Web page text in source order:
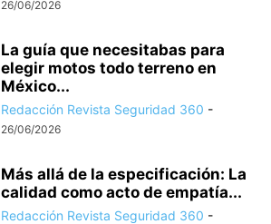
26/06/2026
La guía que necesitabas para
elegir motos todo terreno en
México...
Redacción Revista Seguridad 360 -
26/06/2026
Más allá de la especificación: La
calidad como acto de empatía...
Redacción Revista Seguridad 360 -